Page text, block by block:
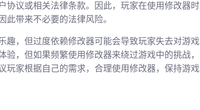
协议或相关法律条款。因此，玩家在使用修改器时
带来不必要的法律风险。
趣，但过度依赖修改器可能会导致玩家失去对游戏
，但如果频繁使用修改器来绕过游戏中的挑战，
玩家根据自己的需求，合理使用修改器，保持游戏